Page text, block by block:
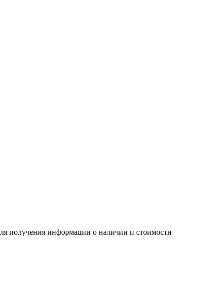
получения информации о наличии и стоимости